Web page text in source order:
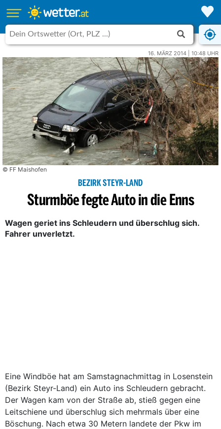
16. MÄRZ 2014 | 10:48 UHR
© FF Maishofen
BEZIRK STEYR-LAND
Sturmböe fegte Auto in die Enns
Wagen geriet ins Schleudern und überschlug sich.
Fahrer unverletzt.
Eine Windböe hat am Samstagnachmittag in Losenstein
(Bezirk Steyr-Land) ein Auto ins Schleudern gebracht.
Der Wagen kam von der Straße ab, stieß gegen eine
Leitschiene und überschlug sich mehrmals über eine
Böschung. Nach etwa 30 Metern landete der Pkw im